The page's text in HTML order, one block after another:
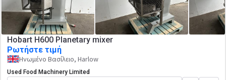
Hobart H600 Planetary mixer
Ρωτήστε τιμή
Ηνωμένο Βασίλειο, Harlow
Used Food Machinery Limited